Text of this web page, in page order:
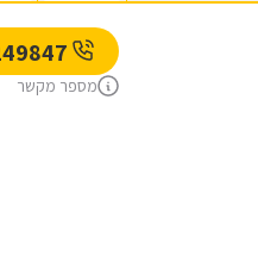
מספר מקשר